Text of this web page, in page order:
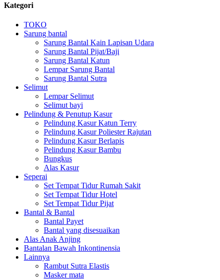
Kategori
TOKO
Sarung bantal
Sarung Bantal Kain Lapisan Udara
Sarung Bantal Pijat/Baji
Sarung Bantal Katun
Lempar Sarung Bantal
Sarung Bantal Sutra
Selimut
Lempar Selimut
Selimut bayi
Pelindung & Penutup Kasur
Pelindung Kasur Katun Terry
Pelindung Kasur Poliester Rajutan
Pelindung Kasur Berlapis
Pelindung Kasur Bambu
Bungkus
Alas Kasur
Seperai
Set Tempat Tidur Rumah Sakit
Set Tempat Tidur Hotel
Set Tempat Tidur Pijat
Bantal & Bantal
Bantal Payet
Bantal yang disesuaikan
Alas Anak Anjing
Bantalan Bawah Inkontinensia
Lainnya
Rambut Sutra Elastis
Masker mata